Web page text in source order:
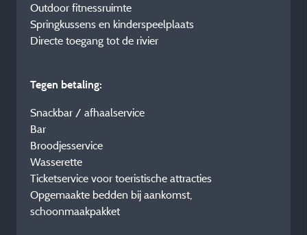
Outdoor fitnessruimte
Springkussens en kinderspeelplaats
Directe toegang tot de rivier
Tegen betaling:
Snackbar / afhaalservice
Bar
Broodjesservice
Wasserette
Ticketservice voor toeristische attracties
Opgemaakte bedden bij aankomst,
schoonmaakpakket